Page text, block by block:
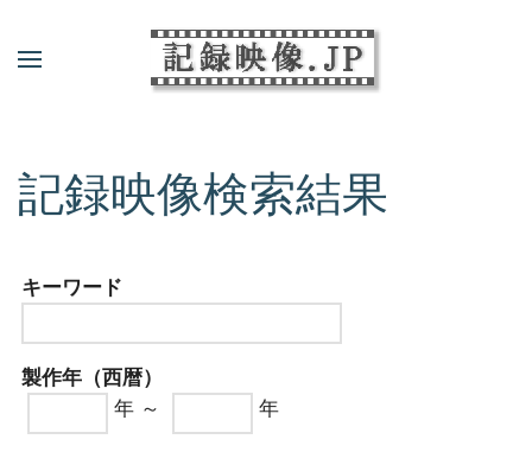
記録映像検索結果
キーワード
製作年（西暦）
年 ～
年